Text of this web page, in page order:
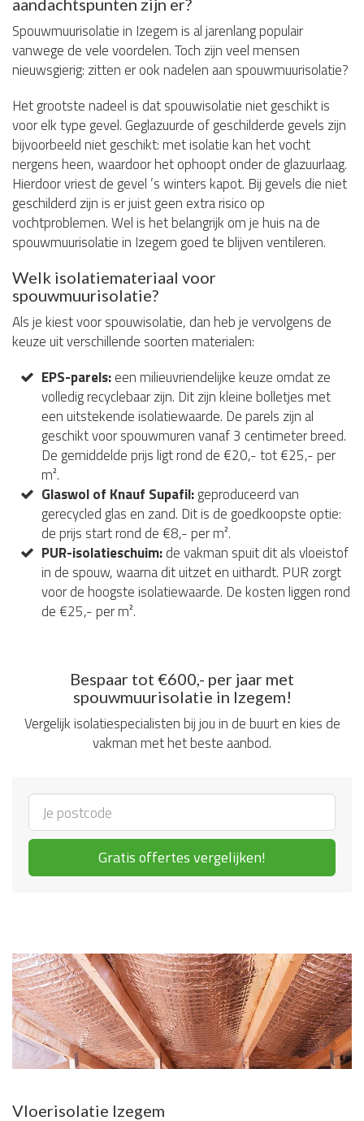
aandachtspunten zijn er?
Spouwmuurisolatie in Izegem is al jarenlang populair
vanwege de vele voordelen. Toch zijn veel mensen
nieuwsgierig: zitten er ook nadelen aan spouwmuurisolatie?
Het grootste nadeel is dat spouwisolatie niet geschikt is
voor elk type gevel. Geglazuurde of geschilderde gevels zijn
bijvoorbeeld niet geschikt: met isolatie kan het vocht
nergens heen, waardoor het ophoopt onder de glazuurlaag.
Hierdoor vriest de gevel ’s winters kapot. Bij gevels die niet
geschilderd zijn is er juist geen extra risico op
vochtproblemen. Wel is het belangrijk om je huis na de
spouwmuurisolatie in Izegem goed te blijven ventileren.
Welk isolatiemateriaal voor
spouwmuurisolatie?
Als je kiest voor spouwisolatie, dan heb je vervolgens de
keuze uit verschillende soorten materialen:
EPS-parels:een milieuvriendelijke keuze omdat ze
volledig recyclebaar zijn. Dit zijn kleine bolletjes met
een uitstekende isolatiewaarde. De parels zijn al
geschikt voor spouwmuren vanaf 3 centimeter breed.
De gemiddelde prijs ligt rond de €20,- tot €25,- per
m².
Glaswol of Knauf Supafil:geproduceerd van
gerecycled glas en zand. Dit is de goedkoopste optie:
de prijs start rond de €8,- per m².
PUR-isolatieschuim:de vakman spuit dit als vloeistof
in de spouw, waarna dit uitzet en uithardt. PUR zorgt
voor de hoogste isolatiewaarde. De kosten liggen rond
de €25,- per m².
Bespaar tot €600,- per jaar met
spouwmuurisolatie in Izegem!
Vergelijk isolatiespecialisten bij jou in de buurt en kies de
vakman met het beste aanbod.
Gratis offertes vergelijken!
Vloerisolatie Izegem